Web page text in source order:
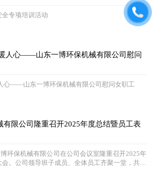
专项培训活动
人心——山东一博环保机械有限公司慰问
心——山东一博环保机械有限公司慰问女职工
有限公司隆重召开2025年度总结暨员工表
环保机械有限公司在公司会议室隆重召开2025年
。公司领导班子成员、全体员工齐聚一堂，共同